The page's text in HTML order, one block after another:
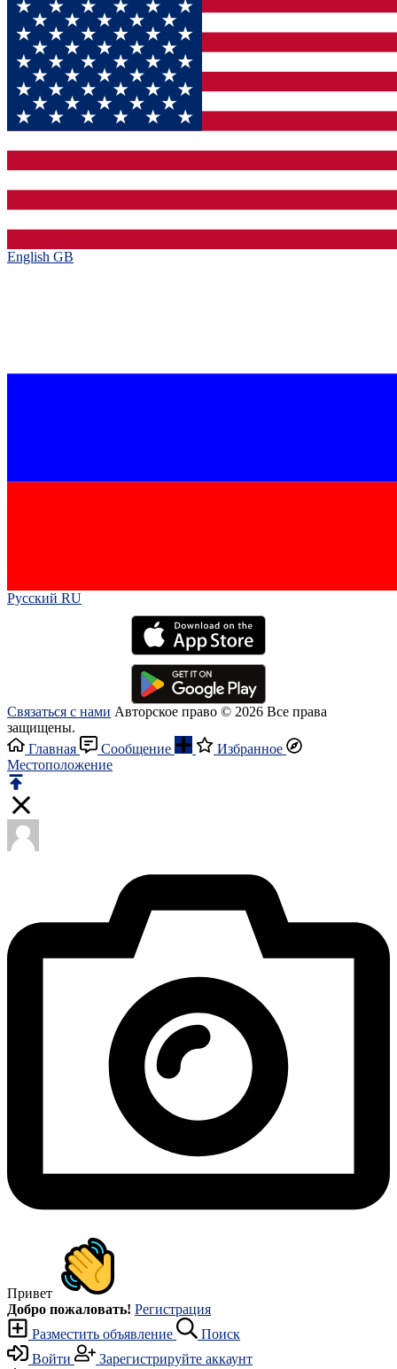
English GB‎
Русский RU‎
Связаться с нами Авторское право © 2026 Все права
защищены.
Главная
Сообщение
Избранное
Местоположение
Привет
Добро пожаловать! Регистрация
Разместить объявление
Поиск
Войти
Зарегистрируйте аккаунт